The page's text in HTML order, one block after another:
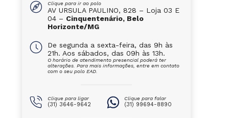
Clique para ir ao polo
AV URSULA PAULINO, 828 – Loja 03 E
04 – Cinquentenário, Belo
Horizonte/MG
De segunda a sexta-feira, das 9h às
21h. Aos sábados, das 09h às 13h.
O horário de atendimento presencial poderá ter
alterações. Para mais informações, entre em contato
com o seu polo EAD.
Clique para ligar
(31) 3646-9642
Clique para falar
(31) 99694-8890